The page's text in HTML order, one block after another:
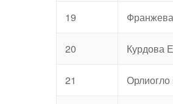
19
20 Курдова
21